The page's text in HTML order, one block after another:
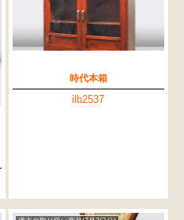
時代本箱
ilb2537